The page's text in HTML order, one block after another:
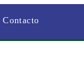
Contacto